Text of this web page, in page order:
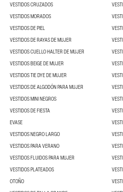
VESTIDOS CRUZADOS
VESTIDOS MORADOS
VESTIDOS DE PIEL
VESTIDOS DE RAYAS DE MUJER
VESTIDOS CUELLO HALTER DE MUJER
VESTIDOS BEIGE DE MUJER
VESTIDOS TIE DYE DE MUJER
VESTIDOS DE ALGODÓN PARA MUJER
VESTIDOS MINI NEGROS
VESTIDOS DE FIESTA
EVASE
VESTIDOS NEGRO LARGO
VESTIDOS PARA VERANO
VESTIDOS FLUIDOS PARA MUJER
VESTIDOS PLATEADOS
OTOÑO